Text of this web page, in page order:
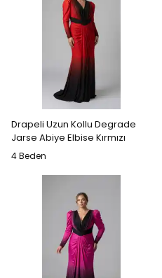
Drapeli Uzun Kollu Degrade
Jarse Abiye Elbise Kırmızı
4 Beden